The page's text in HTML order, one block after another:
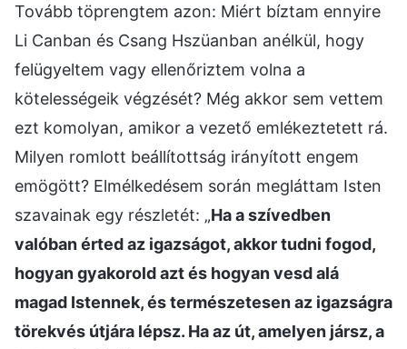
Tovább töprengtem azon: Miért bíztam ennyire
Li Canban és Csang Hszüanban anélkül, hogy
felügyeltem vagy ellenőriztem volna a
kötelességeik végzését? Még akkor sem vettem
ezt komolyan, amikor a vezető emlékeztetett rá.
Milyen romlott beállítottság irányított engem
emögött? Elmélkedésem során megláttam Isten
szavainak egy részletét: „Ha a szívedben
valóban érted az igazságot, akkor tudni fogod,
hogyan gyakorold azt és hogyan vesd alá
magad Istennek, és természetesen az igazságra
törekvés útjára lépsz. Ha az út, amelyen jársz, a